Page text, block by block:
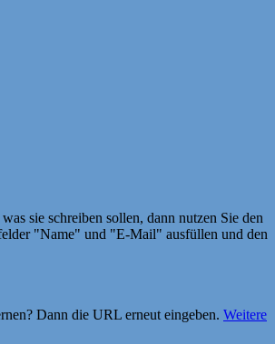
sie schreiben sollen, dann nutzen Sie den
"Name" und "E-Mail" ausfüllen und den
Dann die URL erneut eingeben. Weitere